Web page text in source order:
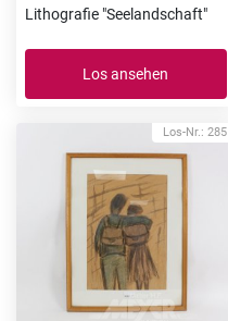
Lithografie "Seelandschaft"
Los ansehen
Los-Nr.: 285